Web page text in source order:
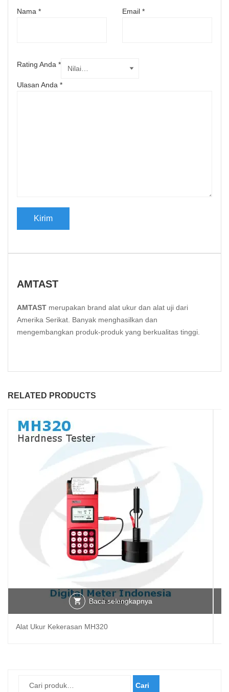
Nama * Email *
Rating Anda *
Ulasan Anda *
AMTAST
AMTAST merupakan brand alat ukur dan alat uji dari
Amerika Serikat. Banyak menghasilkan dan
mengembangkan produk-produk yang berkualitas tinggi.
RELATED PRODUCTS
Baca selengkapnya
Alat Ukur Kekerasan MH320
Cari